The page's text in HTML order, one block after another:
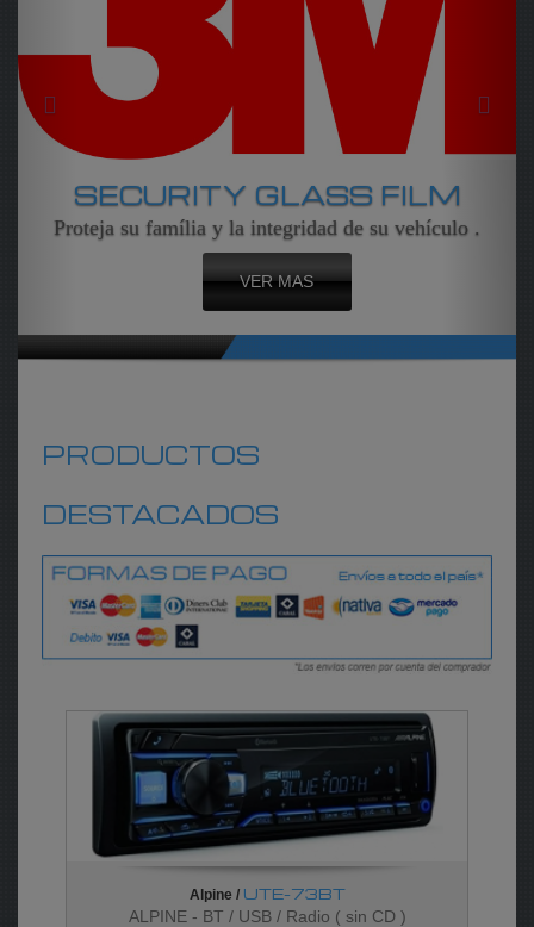
GLASS FILM
família y la integridad de su vehículo .
PRODUCTOS
DESTACADOS
Alpine / UTE-73BT
ALPINE - BT / USB / Radio ( sin CD )